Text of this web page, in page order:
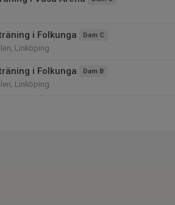
i Folkunga Dam C
Linköping
i Folkunga Dam B
Linköping